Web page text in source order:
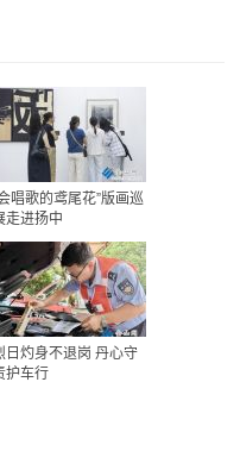
唱歌的鸢尾花”版画巡
走进扬中
日灼身不退岗 丹心守
护车行